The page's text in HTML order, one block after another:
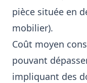
pièce située en
mobilier).
Coût moyen
pouvant
impliquant des